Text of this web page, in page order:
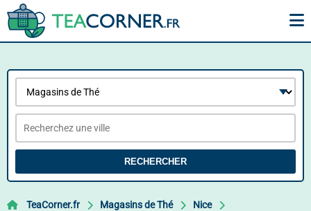
RECHERCHER
TeaCorner.fr Magasins de Thé
Nice